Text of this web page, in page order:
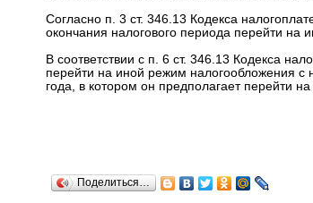
Согласно п. 3 ст. 346.13 Кодекса
окончания налогового периода перейти на
В соответствии с п. 6 ст. 346.13 Кодекса
перейти на иной режим налогообложения с
года, в котором он предполагает перейти
Поделиться…